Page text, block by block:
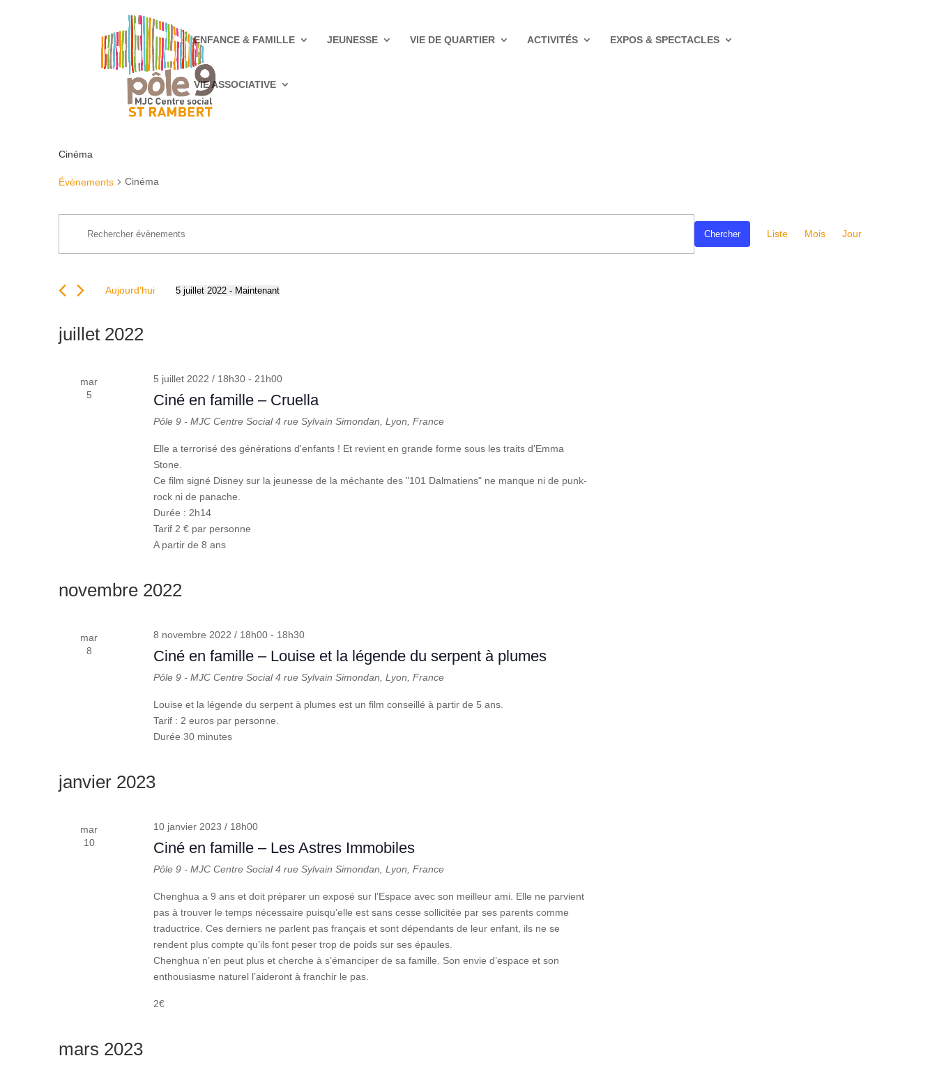
ENFANCE & FAMILLE JEUNESSE VIE DE QUARTIER ACTIVITÉS EXPOS & SPECTACLES
VIE ASSOCIATIVE
Cinéma
Évènements Cinéma
Recherche
navigation
vues
Évènements
mot-
clé.
Chercher
de
Liste Mois Jour
Aujourd'hui 5 juillet 2022 - Maintenant
juillet 2022
mar
5
5 juillet 2022 / 18h30- 21h00
Ciné en famille – Cruella
Pôle 9 - MJC Centre Social4 rue Sylvain Simondan, Lyon, France
Elle a terrorisé des générations d'enfants ! Et revient en grande forme sous les traits d'Emma
Stone.
Ce film signé Disney sur la jeunesse de la méchante des "101 Dalmatiens" ne manque ni de punk-
rock ni de panache.
Durée : 2h14
Tarif 2 € par personne
A partir de 8 ans
novembre 2022
mar
8
8 novembre 2022 / 18h00- 18h30
Ciné en famille – Louise et la légende du serpent à plumes
Pôle 9 - MJC Centre Social4 rue Sylvain Simondan, Lyon, France
Louise et la légende du serpent à plumes est un film conseillé à partir de 5 ans.
Tarif : 2 euros par personne.
Durée 30 minutes
janvier 2023
mar
10
10 janvier 2023 / 18h00
Ciné en famille – Les Astres Immobiles
Pôle 9 - MJC Centre Social4 rue Sylvain Simondan, Lyon, France
Chenghua a 9 ans et doit préparer un exposé sur l’Espace avec son meilleur ami. Elle ne parvient
pas à trouver le temps nécessaire puisqu’elle est sans cesse sollicitée par ses parents comme
traductrice. Ces derniers ne parlent pas français et sont dépendants de leur enfant, ils ne se
rendent plus compte qu’ils font peser trop de poids sur ses épaules.
Chenghua n’en peut plus et cherche à s’émanciper de sa famille. Son envie d’espace et son
enthousiasme naturel l’aideront à franchir le pas.
2€
mars 2023